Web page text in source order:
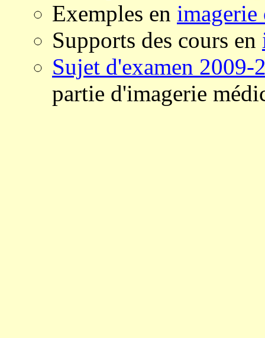
Exemples en
Supports des cours en
Sujet d'examen 2009-
partie d'imagerie